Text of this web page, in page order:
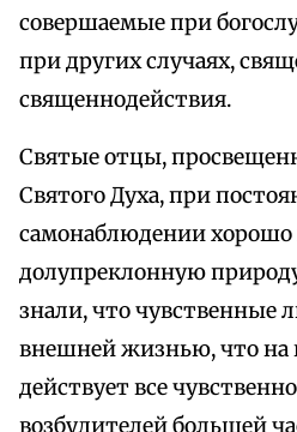
совершаемые при
при других случаях,
священнодействия.
Святые отцы,
Святого Духа, при
самонаблюдении
долупреклонную
знали, что чувственные
внешней жизнью, что на
действует все
возбудителей большей